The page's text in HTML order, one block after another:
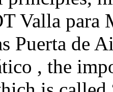
Valla para
Puerta de
, the